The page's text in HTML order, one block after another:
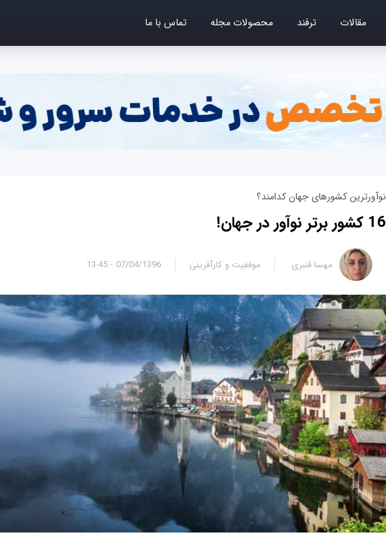
مقالات ترفند محصولات مجله تماس با ما
نوآورترین کشورهای جهان کدامند؟
16 کشور برتر نوآور در جهان!
07/04/1396 - 13:45 مهسا قنبری موفقیت و کارآفرینی